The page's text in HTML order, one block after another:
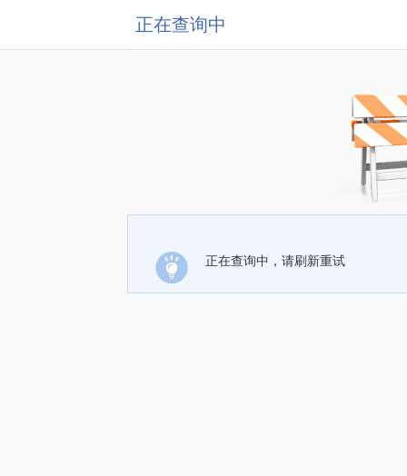
正在查询中
正在查询中，请刷新重试